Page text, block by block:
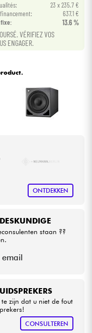
23 x 235.7 €
637.1 €
fixe: 13.6 %
VÉRIFIEZ VOS
ENGAGER.
ONTDEKKEN
zijn dat u niet de fout
CONSULTEREN
staan ??
email